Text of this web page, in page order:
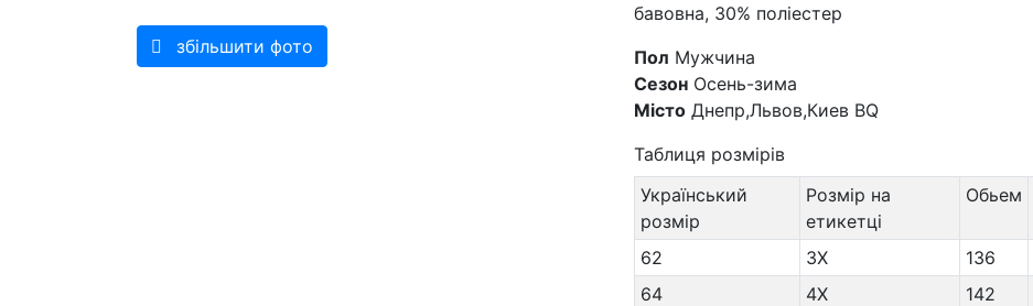
збільшити фото
бавовна, 30% поліестер
Пол Мужчина
Сезон Осень-зима
Місто Днепр,Львов,Киев BQ
Таблиця розмірів
Український
розмір
Розмір на
етикетці
Обьем
62 3X 136
64
4X 142